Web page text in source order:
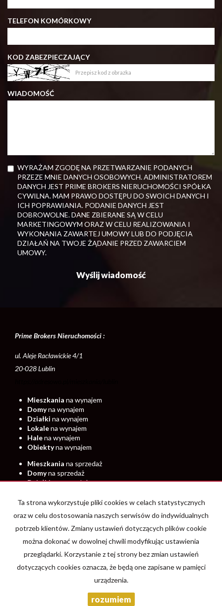
TELEFON KOMÓRKOWY
KOD ZABEZPIECZAJĄCY
WIADOMOŚĆ
WYRAŻAM ZGODĘ NA PRZETWARZANIE PODANYCH
PRZEZE MNIE DANYCH OSOBOWYCH. ADMINISTRATOREM
DANYCH JEST PRIME BROKERS NIERUCHOMOŚCI SPÓŁKA
CYWILNA. MAM PRAWO DOSTĘPU DO SWOICH DANYCH I
ICH POPRAWIANIA. PODANIE DANYCH JEST
DOBROWOLNE. DANE ZBIERANE SĄ W CELU
MARKETINGOWYM ORAZ W CELU REALIZOWANIA I
WYKONANIA ZAWARTEJ UMOWY LUB DO PODJĘCIA
DZIAŁAŃ NA TWOJE ŻĄDANIE PRZED ZAWARCIEM
UMOWY.
Prime Brokers Nieruchomości :
ul. Aleje Racławickie 4/1
20-028 Lublin
Mieszkania na wynajem
Domyna wynajem
Działki na wynajem
Lokalena wynajem
Halena wynajem
Obiektyna wynajem
Mieszkania na sprzedaż
Domyna sprzedaż
Działkina sprzedaż
Halena sprzedaż
Strona główna Wynajem Rynek pierwotny O firmie Kontakt
Sprzedaj
Prime Brokers Nieruchomości Spółka Cywilna
Galactica Virgo
Ta strona wykorzystuje pliki cookies w celach statystycznych
oraz w celu dostosowania naszych serwisów do indywidualnych
potrzeb klientów. Zmiany ustawień dotyczących plików cookie
można dokonać w dowolnej chwili modyfikując ustawienia
przeglądarki. Korzystanie z tej strony bez zmian ustawień
dotyczących cookies oznacza, że będą one zapisane w pamięci
urządzenia.
rozumiem